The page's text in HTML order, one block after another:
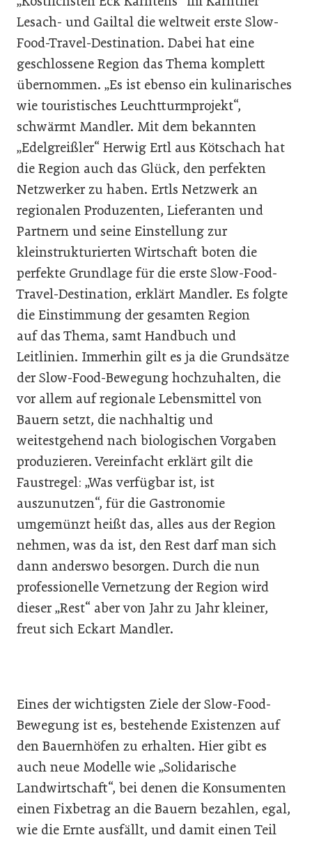
Lesach- und Gailtal die weltweit erste Slow-
Food-Travel-Destination. Dabei hat eine
geschlossene Region das Thema komplett
übernommen. „Es ist ebenso ein kulinarisches
wie touristisches Leuchtturmprojekt“,
schwärmt Mandler. Mit dem bekannten
„Edelgreißler“ Herwig Ertl aus Kötschach hat
die Region auch das Glück, den perfekten
Netzwerker zu haben. Ertls Netzwerk an
regionalen Produzenten, Lieferanten und
Partnern und seine Einstellung zur
kleinstrukturierten Wirtschaft boten die
perfekte Grundlage für die erste Slow-Food-
Travel-Destina­tion, erklärt Mandler. Es folgte
die Einstimmung der gesamten Region­
auf das Thema, samt Handbuch und
Leitlinien. Immerhin gilt es ja die Grundsätze
der Slow-Food-Bewegung hochzuhalten, die
vor allem auf regionale Lebensmittel von
Bauern setzt, die nachhaltig und
weitestgehend nach biologischen Vorgaben
produzieren. Vereinfacht erklärt gilt die
Faustregel: „Was verfügbar ist, ist
auszunutzen“, für die Gastronomie
umgemünzt heißt das, alles aus der Region
nehmen, was da ist, den Rest darf man sich
dann anderswo besorgen. Durch die nun
professionelle Vernetzung der Region wird
dieser „Rest“ aber von Jahr zu Jahr kleiner,
freut sich Eckart Mandler.
Eines der wichtigsten Ziele der Slow-Food-
Bewegung ist es, bestehende Existenzen auf
den Bauernhöfen zu erhalten. Hier gibt es
auch neue Modelle wie „Solidarische
Landwirtschaft“, bei denen die Konsumenten
einen Fixbetrag an die Bauern bezahlen, egal,
wie die Ernte ausfällt, und damit einen Teil